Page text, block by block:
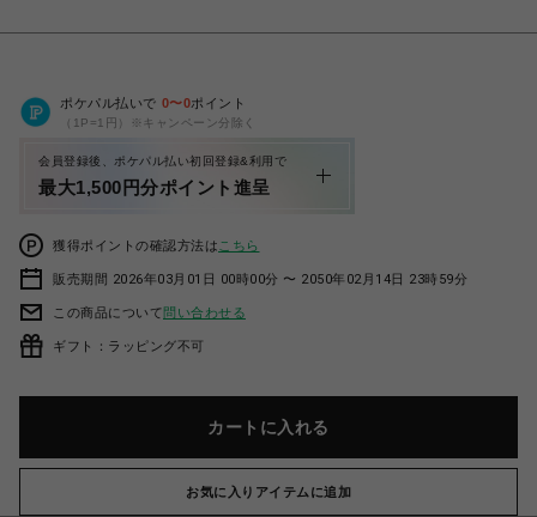
ポケパル払いで 0〜0ポイント
（1P=1円）※キャンペーン分除く
会員登録後、ポケパル払い初回登録&利用で
最大1,500円分ポイント進呈
獲得ポイントの確認方法は こちら
販売期間 2026年03月01日 00時00分 〜 2050年02月14日 23時59分
この商品について問い合わせる
ギフト：ラッピング不可
カートに入れる
お気に入りアイテムに追加